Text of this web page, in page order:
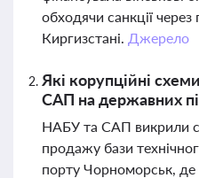
обходячи санкції
Киргизстані. Джерело
Які корупційні
САП на державних
НАБУ та САП викрили
продажу бази
порту Чорноморськ,